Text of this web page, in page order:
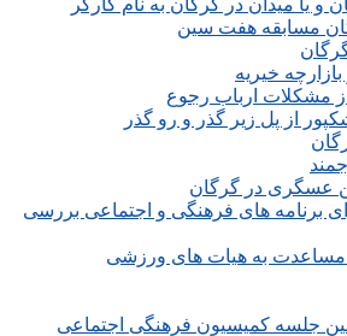
و یا میدان در گرگان به نام کارگر
مسابقه هفت سین
خیریه
مشکلات ارباب رجوع
از پل زیر گذر و رو گذر
عسگری در گرگان
برنامه های فرهنگی و اجتماعی بررسی
جلسه کمیسیون فرهنگی اجتماعی